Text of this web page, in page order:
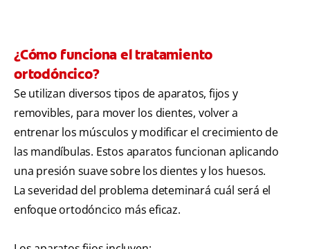
¿Cómo funciona el tratamiento
ortodóncico?
Se utilizan diversos tipos de aparatos, fijos y
removibles, para mover los dientes, volver a
entrenar los músculos y modificar el crecimiento de
las mandíbulas. Estos aparatos funcionan aplicando
una presión suave sobre los dientes y los huesos.
La severidad del problema deteminará cuál será el
enfoque ortodóncico más eficaz.